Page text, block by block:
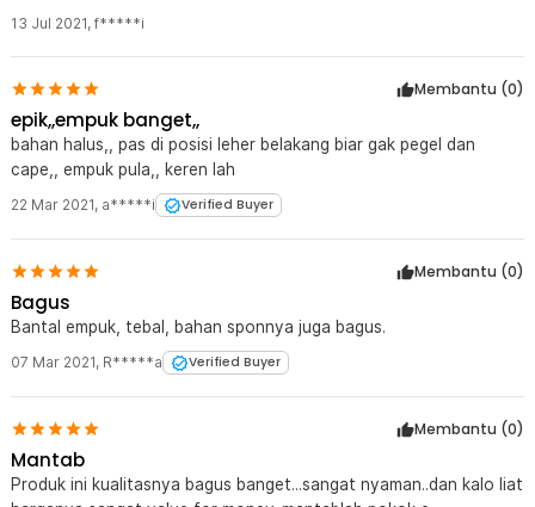
Rincian yang Anda dapatkan untuk pembelian produk ini:
Headrest Pillow - CAR247
13 Jul 2021, f*****i
Membantu (0)
epik,,empuk banget,,
bahan halus,, pas di posisi leher belakang biar gak pegel dan
cape,, empuk pula,, keren lah
22 Mar 2021, a*****i Verified Buyer
Membantu (0)
Bagus
Bantal empuk, tebal, bahan sponnya juga bagus.
07 Mar 2021, R*****a Verified Buyer
Membantu (0)
Mantab
Produk ini kualitasnya bagus banget...sangat nyaman..dan kalo liat